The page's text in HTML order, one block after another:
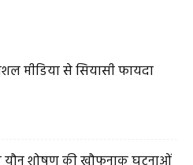
मीडिया से सियासी फायदा